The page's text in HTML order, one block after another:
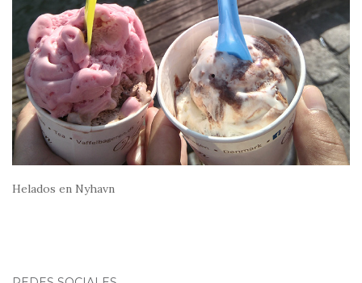
Helados en Nyhavn